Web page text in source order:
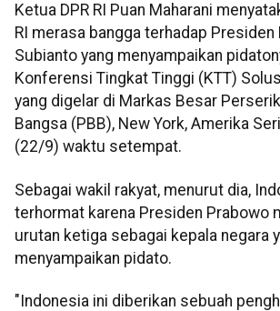
Ketua DPR RI Puan Maharani
RI merasa bangga terhadap Presiden
Subianto yang menyampaikan
Konferensi Tingkat Tinggi (KTT)
yang digelar di Markas Besar
Bangsa (PBB), New York, Amerika
(22/9) waktu setempat.
Sebagai wakil rakyat, menurut dia,
terhormat karena Presiden Prabowo
urutan ketiga sebagai kepala negara
menyampaikan pidato.
"Indonesia ini diberikan sebuah